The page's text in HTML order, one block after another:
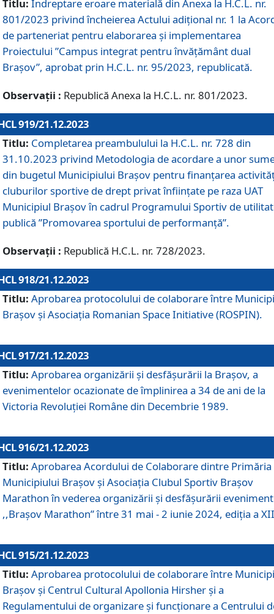
Titlu: Îndreptare eroare materială din Anexa la H.C.L. nr.
801/2023 privind încheierea Actului adițional nr. 1 la
de parteneriat pentru elaborarea și implementarea
Proiectului ”Campus integrat pentru învățământ dual
Brașov”, aprobat prin H.C.L. nr. 95/2023, republicată.
Observații : Republică Anexa la H.C.L. nr. 801/2023.
919/21.12.2023
Titlu: Completarea preambulului la H.C.L. nr. 728 din
31.10.2023 privind Metodologia de acordare a unor
din bugetul Municipiului Brașov pentru finanțarea
cluburilor sportive de drept privat înființate pe raza UAT
Municipiul Brașov în cadrul Programului Sportiv de
publică ”Promovarea sportului de performanță”.
Observații : Republică H.C.L. nr. 728/2023.
918/21.12.2023
Titlu: Aprobarea protocolului de colaborare între
Brașov și Asociația Romanian Space Initiative (ROSPIN).
917/21.12.2023
Titlu: Aprobarea organizării şi desfăşurării la Braşov, a
evenimentelor ocazionate de împlinirea a 34 de ani de la
Victoria Revoluţiei Române din Decembrie 1989.
916/21.12.2023
Titlu: Aprobarea Acordului de Colaborare dintre Primăria
Municipiului Brașov și Asociația Clubul Sportiv Brașov
Marathon în vederea organizării și desfășurării
,,Brașov Marathon” între 31 mai - 2 iunie 2024, ediția a
915/21.12.2023
Titlu: Aprobarea protocolului de colaborare între
Brașov și Centrul Cultural Apollonia Hirsher și a
Regulamentului de organizare și funcționare a Centrului